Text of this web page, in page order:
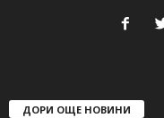
ДОРИ ОЩЕ НОВИНИ